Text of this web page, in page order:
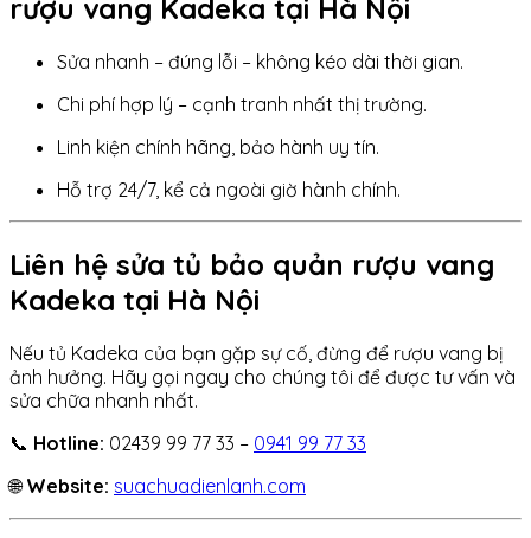
rượu vang Kadeka tại Hà Nội
Sửa nhanh – đúng lỗi – không kéo dài thời gian.
Chi phí hợp lý – cạnh tranh nhất thị trường.
Linh kiện chính hãng, bảo hành uy tín.
Hỗ trợ 24/7, kể cả ngoài giờ hành chính.
Liên hệ sửa tủ bảo quản rượu vang
Kadeka tại Hà Nội
Nếu tủ Kadeka của bạn gặp sự cố, đừng để rượu vang bị
ảnh hưởng. Hãy gọi ngay cho chúng tôi để được tư vấn và
sửa chữa nhanh nhất.
📞 Hotline: 02439 99 77 33 – 0941 99 77 33
🌐Website: suachuadienlanh.com